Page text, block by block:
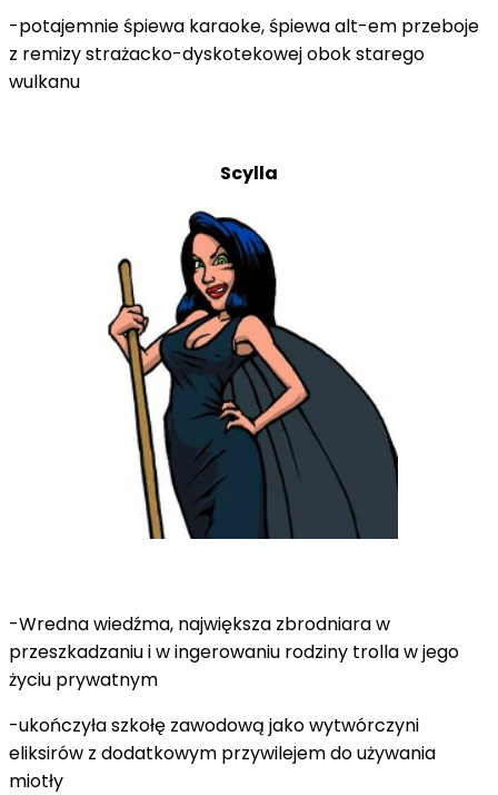
-potajemnie śpiewa karaoke, śpiewa alt-em przeboje
z remizy strażacko-dyskotekowej obok starego
wulkanu
Scylla
-Wredna wiedźma, największa zbrodniara w
przeszkadzaniu i w ingerowaniu rodziny trolla w jego
życiu prywatnym
-ukończyła szkołę zawodową jako wytwórczyni
eliksirów z dodatkowym przywilejem do używania
miotły